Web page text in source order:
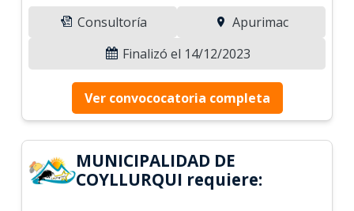
Consultoría
Apurimac
Finalizó el 14/12/2023
Ver convococatoria completa
MUNICIPALIDAD DE
COYLLURQUI requiere: